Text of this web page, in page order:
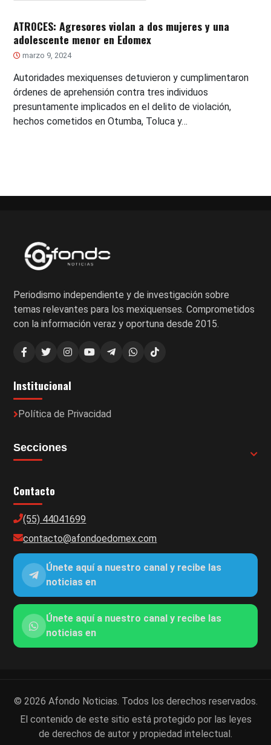
ATROCES: Agresores violan a dos mujeres y una
adolescente menor en Edomex
marzo 9, 2024
Autoridades mexiquenses detuvieron y cumplimentaron
órdenes de aprehensión contra tres individuos
presuntamente implicados en el delito de violación,
hechos cometidos en Otumba, Toluca y…
Periodismo independiente y de investigación sobre
temas relevantes para los mexiquenses. Comprometidos
con la información veraz y oportuna desde 2015.
Institucional
Política de Privacidad
Secciones
Contacto
(55) 44041699
contacto@afondoedomex.com
Únete aquí a nuestro canal y recibe las
noticias en
Únete aquí a nuestro canal y recibe las
noticias en
© 2026 Afondo Noticias. Todos los derechos reservados.
El contenido de este sitio está protegido por las leyes
de derechos de autor y propiedad intelectual.